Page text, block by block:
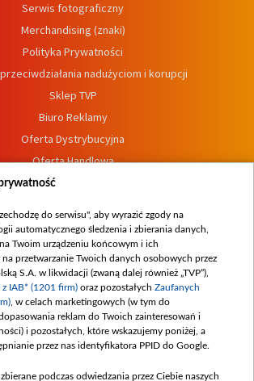
Serwis fotograficzny
Merchandising (znaki)
Polityka Prywatności
nadużyciom i korupcji
Sklep TVP
Biuro Reklamy
Oferta Dystrybucyjna
Oferta Handlowa
Dostępność
zgłoszeń wewnętrznych
do serwisu", aby wyrazić zgody na
automatycznego śledzenia i zbierania danych,
Twoim urządzeniu końcowym i ich
przetwarzanie Twoich danych osobowych przez
S.A. w likwidacji (zwaną dalej również „TVP”),
IAB* (1201 firm) oraz pozostałych Zaufanych
, w celach marketingowych (w tym do
reklam do Twoich zainteresowań i
i pozostałych, które wskazujemy poniżej, a
przez nas identyfikatora PPID do Google.
podczas odwiedzania przez Ciebie naszych